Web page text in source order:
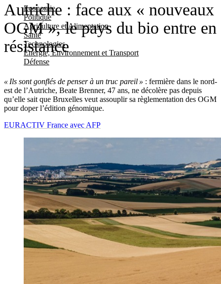
Economie
Politique
Agriculture et Alimentation
Santé
Technologies
Energie, Environnement et Transport
Défense
Autriche : face aux « nouveaux
OGM », le pays du bio entre en
résistance
« Ils sont gonflés de penser à un truc pareil » : fermière dans le nord-
est de l’Autriche, Beate Brenner, 47 ans, ne décolère pas depuis
qu’elle sait que Bruxelles veut assouplir sa règlementation des OGM
pour doper l’édition génomique.
EURACTIV France avec AFP